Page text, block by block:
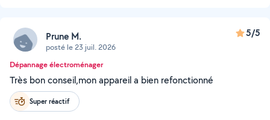
Prune M.
posté le 23 juil. 2026
5/5
Dépannage électroménager
Très bon conseil,mon appareil a bien refonctionné
Super réactif